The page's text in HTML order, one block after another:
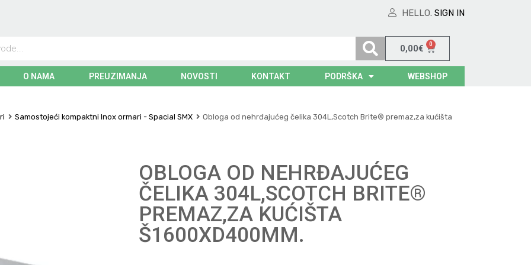
HELLO. SIGN IN
0,00€ 0
O NAMA PREUZIMANJA NOVOSTI KONTAKT PODRŠKA WEBSHOP
Samostojeći kompaktni Inox ormari - Spacial SMX Obloga od nehrđajućeg čelika 304L,Scotch Brite® premaz,za kućišta
OBLOGA OD NEHRĐAJUĆEG
ČELIKA 304L,SCOTCH BRITE®
PREMAZ,ZA KUĆIŠTA
Š1600XD400MM.